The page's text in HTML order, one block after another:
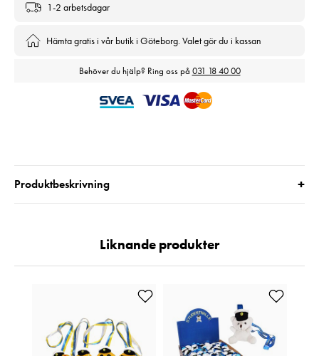
1-2 arbetsdagar
Hämta gratis i vår butik i Göteborg. Valet gör du i kassan
Behöver du hjälp? Ring oss på 031 18 40 00
Produktbeskrivning +
Liknande produkter